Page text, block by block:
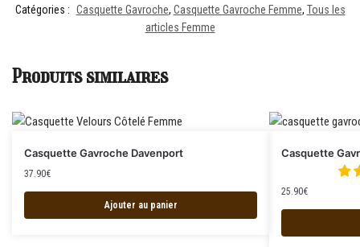
Catégories : Casquette Gavroche, Casquette Gavroche Femme, Tous les
articles Femme
Produits similaires
Casquette Gavroche Davenport
37.90€
Ajouter au panier
Casquette
25.90€